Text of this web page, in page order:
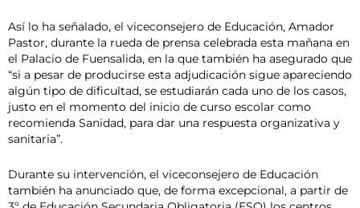
Así lo ha señalado, el viceconsejero de Educación, Amador
Pastor, durante la rueda de prensa celebrada esta mañana en
el Palacio de Fuensalida, en la que también ha asegurado que
“si a pesar de producirse esta adjudicación sigue apareciendo
algún tipo de dificultad, se estudiarán cada uno de los casos,
justo en el momento del inicio de curso escolar como
recomienda Sanidad, para dar una respuesta organizativa y
sanitaria”.
Durante su intervención, el viceconsejero de Educación
también ha anunciado que, de forma excepcional, a partir de